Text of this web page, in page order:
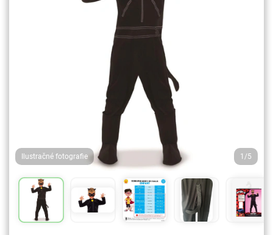
Ilustračné fotografie 1/5